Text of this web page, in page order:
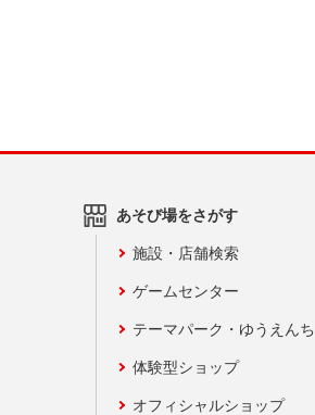
あそび場をさがす
施設・店舗検索
ゲームセンター
テーマパーク・ゆうえんち
体験型ショップ
オフィシャルショップ